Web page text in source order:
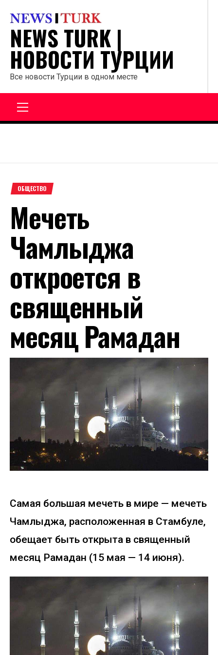
содержанию
NEWS TURK |
НОВОСТИ ТУРЦИИ
Все новости Турции в одном месте
ОБЩЕСТВО
Мечеть
Чамлыджа
откроется в
священный
месяц Рамадан
Самая большая мечеть в мире — мечеть
Чамлыджа, расположенная в Стамбуле,
обещает быть открыта в священный
месяц Рамадан (15 мая — 14 июня).